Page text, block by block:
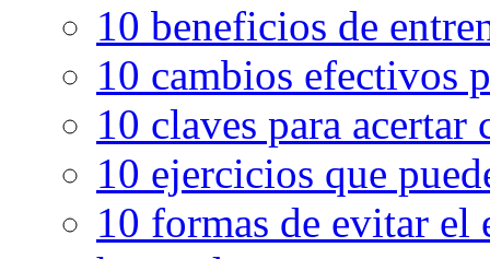
10 beneficios de
10 cambios efectivos
10 claves para
10 ejercicios que
10 formas de evitar